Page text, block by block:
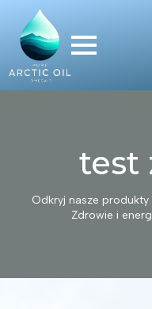
test
Odkryj nasze
Zdrowie i